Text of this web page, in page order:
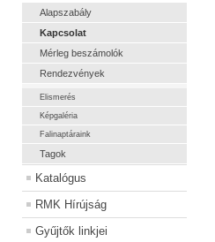
Alapszabály
Kapcsolat
Mérleg beszámolók
Rendezvények
Elismerés
Képgaléria
Falinaptáraink
Tagok
Katalógus
RMK Hírújság
Gyűjtők linkjei